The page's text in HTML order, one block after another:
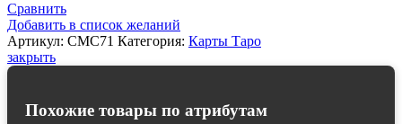
Games
/
Колода
Кристальных
Сравнить
Добавить в список желаний
Артикул: CMC71 Категория: Карты Таро
закрыть
Похожие товары по атрибутам